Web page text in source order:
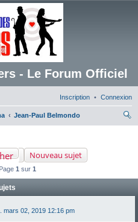
- Le Forum Officiel
Connexion
Inscription
Jean-Paul Belmondo
Nouveau sujet
1 sur 1
mars 02, 2019 12:16 pm